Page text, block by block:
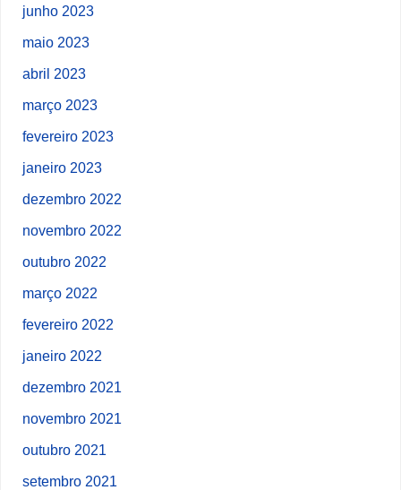
junho 2023
maio 2023
abril 2023
março 2023
fevereiro 2023
janeiro 2023
dezembro 2022
novembro 2022
outubro 2022
março 2022
fevereiro 2022
janeiro 2022
dezembro 2021
novembro 2021
outubro 2021
setembro 2021